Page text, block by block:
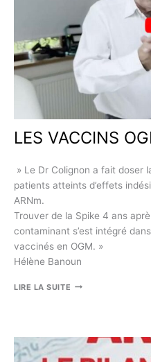
LIBERTÉ
VACCINALE
EN
EUROPE
INTERVIEW
AGORA
LES VACCINS
» Le Dr Colignon a fait doser
patients atteints d’effets
ARNm.
Trouver de la Spike 4 ans
contaminant s’est intégré
vaccinés en OGM. »
Hélène Banoun
LIRE LA SUITE LES